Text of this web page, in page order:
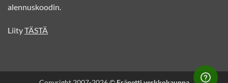
alennuskoodin.
LiityTÄSTÄ